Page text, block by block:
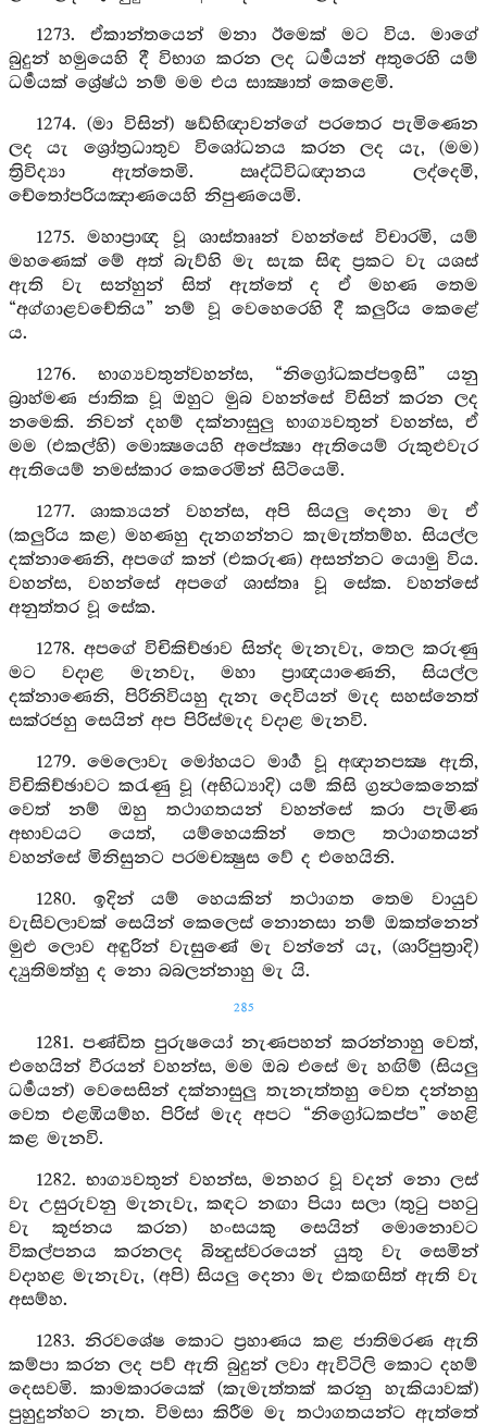
1273. ඒකාන්තයෙන් මනා ඊමෙක් මට විය. මාගේ
බුදුන් හමුයෙහි දී විභාග කරන ලද ධර්‍මයන් අතුරෙහි යම්
ධර්‍මයක් ශ්‍රේෂ්ඨ නම් මම එය සාක්‍ෂාත් කෙළෙමි.
1274. (මා විසින්) ෂඩ්භිඥාවන්ගේ පරතෙර පැමිණෙන
ලද යැ ශ්‍රෝත්‍රධාතුව විශෝධනය කරන ලද යැ, (මම)
ත්‍රිවිද්‍යා ඇත්තෙමි. ඍද්ධිවිධඥානය ලද්දෙමි,
චේතෝපරියඤාණයෙහි නිපුණයෙමි.
1275. මහාප්‍රාඥ වූ ශාස්තෲන් වහන්සේ විචාරමි, යම්
මහණෙක් මේ අත් බැව්හි මැ සැක සිඳ ප්‍රකට වැ යශස්
ඇති වැ සන්හුන් සිත් ඇත්තේ ද ඒ මහණ තෙම
“අග්ගාළවචේතිය” නම් වූ වෙහෙරෙහි දී කලුරිය කෙළේ
ය.
1276. භාග්‍යවතුන්වහන්ස, “නිග්‍රෝධකප්පඉසි” යනු
බ්‍රාහ්මණ ජාතික වූ ඔහුට මුබ වහන්සේ විසින් කරන ලද
නමෙකි. නිවන් දහම් දක්නාසුලු භාග්‍යවතුන් වහන්ස, ඒ
මම (එකල්හි) මොක්‍ෂයෙහි අපේක්‍ෂා ඇතියෙම් රුකුළුවැර
ඇතියෙම් නමස්කාර කෙරෙමින් සිටියෙමි.
1277. ශාක්‍යයන් වහන්ස, අපි සියලු දෙනා මැ ඒ
(කලුරිය කළ) මහණහු දැනගන්නට කැමැත්තම්හ. සියල්ල
දක්නාණෙනි, අපගේ කන් (එකරුණ) අසන්නට යොමු විය.
වහන්ස, වහන්සේ අපගේ ශාස්තෘ වූ සේක. වහන්සේ
අනුත්තර වූ සේක.
1278. අපගේ විචිකිච්ඡාව සින්ද මැනැවැ, තෙල කරුණු
මට වදාළ මැනවැ, මහා ප්‍රාඥයාණෙනි, සියල්ල
දක්නාණෙනි, පිරිනිවියහු දැනැ දෙවියන් මැද සහස්නෙත්
සක්රජහු සෙයින් අප පිරිස්මැද වදාළ මැනවි.
1279. මෙලොවැ මෝහයට මාර්‍ග වූ අඥානපක්‍ෂ ඇති,
විචිකිච්ඡාවට කරැණු වූ (අභිධ්‍යාදි) යම් කිසි ග්‍රන්‍ථකෙනෙක්
වෙත් නම් ඔහු තථාගතයන් වහන්සේ කරා පැමිණ
අභාවයට යෙත්, යම්හෙයකින් තෙල තථාගතයන්
වහන්සේ මිනිසුනට පරමචක්‍ෂුස වේ ද එහෙයිනි.
1280. ඉදින් යම් හෙයකින් තථාගත තෙම වායුව
වැසිවලාවක් සෙයින් කෙලෙස් නොනසා නම් ඔකත්නෙන්
මුළු ලොව අඳුරින් වැසුණේ මැ වන්නේ යැ, (ශාරිපුත්‍රාදි)
ද්‍යුතිමත්හු ද නො බබලන්නාහු මැ යි.
285
1281. පණ්ඩිත පුරුෂයෝ නැණපහන් කරන්නාහු වෙත්,
එහෙයින් වීරයන් වහන්ස, මම ඔබ එසේ මැ හඟිම් (සියලු
ධර්‍මයන්) වෙසෙසින් දක්නාසුලු තැනැත්තහු වෙත දන්නහු
වෙත එළඹියම්හ. පිරිස් මැද අපට “නිග්‍රෝධකප්ප” හෙළි
කළ මැනවි.
1282. භාග්‍යවතුන් වහන්ස, මනහර වූ වදන් නො ලස්
වැ උසුරුවනු මැනැවැ, කඳට නඟා පියා සලා (තුටු පහටු
වැ කූජනය කරන) හංසයකු සෙයින් මොනොවට
විකල්පනය කරනලද බින්‍දුස්වරයෙන් යුතු වැ සෙමින්
වදාහළ මැනැවැ, (අපි) සියලු දෙනා මැ එකඟසිත් ඇති වැ
අසම්හ.
1283. නිරවශේෂ කොට ප්‍රහාණය කළ ජාතිමරණ ඇති
කම්පා කරන ලද පව් ඇති බුදුන් ලවා ඇවිටිලි කොට දහම්
දෙසවමි. කාමකාරයෙක් (කැමැත්තක් කරනු හැකියාවක්)
පුහුදුන්හට නැත. විමසා කිරීම මැ තථාගතයන්ට ඇත්තේ